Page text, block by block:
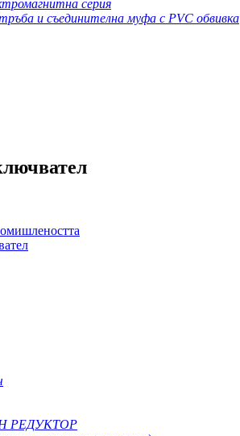
серия
и съединителна муфа с PVC обвивка
РЕДУКТОР